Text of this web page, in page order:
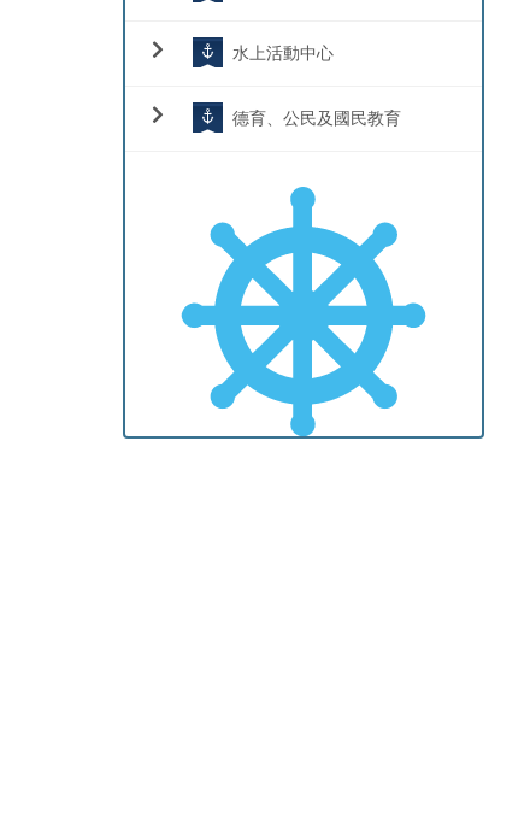
水上活動中心
德育、公民及國民教育